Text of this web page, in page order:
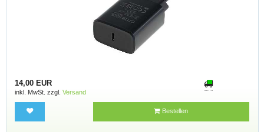
14,00 EUR
inkl. MwSt. zzgl. Versand
Bestellen